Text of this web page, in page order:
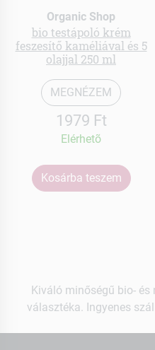
Organic Shop
bio testápoló krém
feszesítő kaméliával és 5
olajjal 250 ml
MEGNÉZEM
1979 Ft
Elérhetõ
Kosárba teszem
Kiváló minőségű bio-
választéka. Ingyenes